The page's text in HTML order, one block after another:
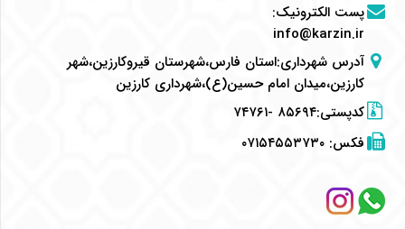
پست الکترونیک:
info@karzin.ir
آدرس شهرداری:استان فارس،شهرستان قیروکارزین،شهر
کارزین،میدان امام حسین(ع)،شهرداری کارزین
کدپستی:۸۵۶۹۴ -۷۴۷۶۱
فکس:۰۷۱۵۴۵۵۳۷۳۰